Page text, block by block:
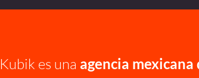
Kubik es una agencia